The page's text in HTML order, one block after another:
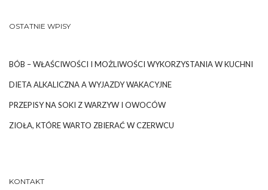
OSTATNIE WPISY
BÓB – WŁAŚCIWOŚCI I MOŻLIWOŚCI WYKORZYSTANIA W KUCHNI
DIETA ALKALICZNA A WYJAZDY WAKACYJNE
PRZEPISY NA SOKI Z WARZYW I OWOCÓW
ZIOŁA, KTÓRE WARTO ZBIERAĆ W CZERWCU
KONTAKT